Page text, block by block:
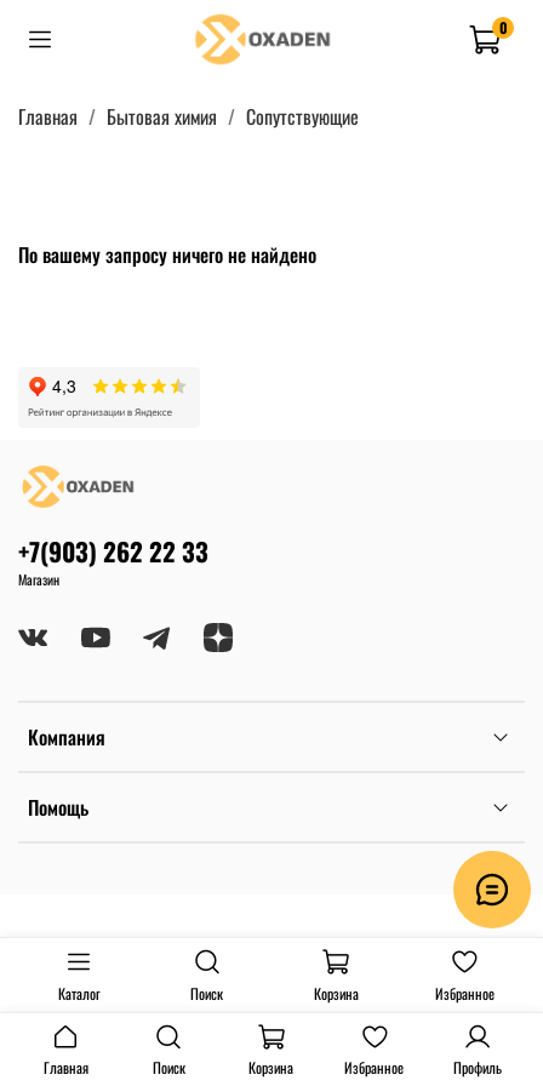
0
Главная Бытовая химия Сопутствующие
По вашему запросу ничего не найдено
Компания
Помощь
+7(903) 262 22 33
Магазин
Каталог Поиск Корзина Избранное
Главная Поиск Корзина Избранное Профиль